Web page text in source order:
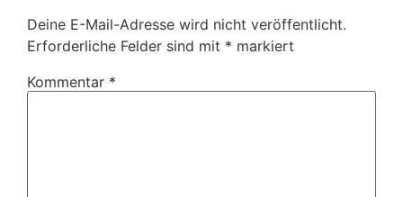
Deine E-Mail-Adresse wird nicht veröffentlicht.
Erforderliche Felder sind mit * markiert
Kommentar *